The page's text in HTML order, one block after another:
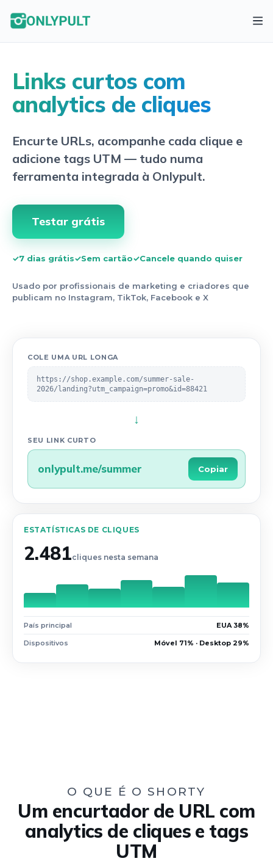
Links curtos com
analytics de cliques
Encurte URLs, acompanhe cada clique e
adicione tags UTM — tudo numa
ferramenta integrada à Onlypult.
Testar grátis
✓7 dias grátis✓Sem cartão✓Cancele quando quiser
Usado por profissionais de marketing e criadores que
publicam no Instagram, TikTok, Facebook e X
COLE UMA URL LONGA
https://shop.example.com/summer-sale-
2026/landing?utm_campaign=promo&id=88421
↓
SEU LINK CURTO
onlypult.me/summer Copiar
ESTATÍSTICAS DE CLIQUES
2.481cliques nesta semana
País principal EUA 38%
Dispositivos Móvel 71% · Desktop 29%
O QUE É O SHORTY
Um encurtador de URL com
analytics de cliques e tags
UTM